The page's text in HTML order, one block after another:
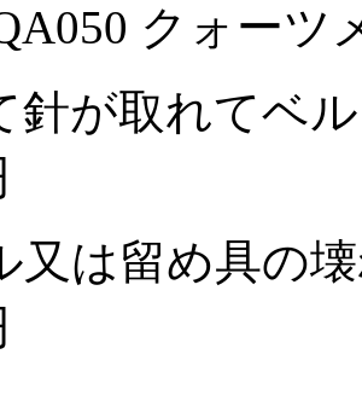
クォーツ
針が取れてベ
又は留め具の